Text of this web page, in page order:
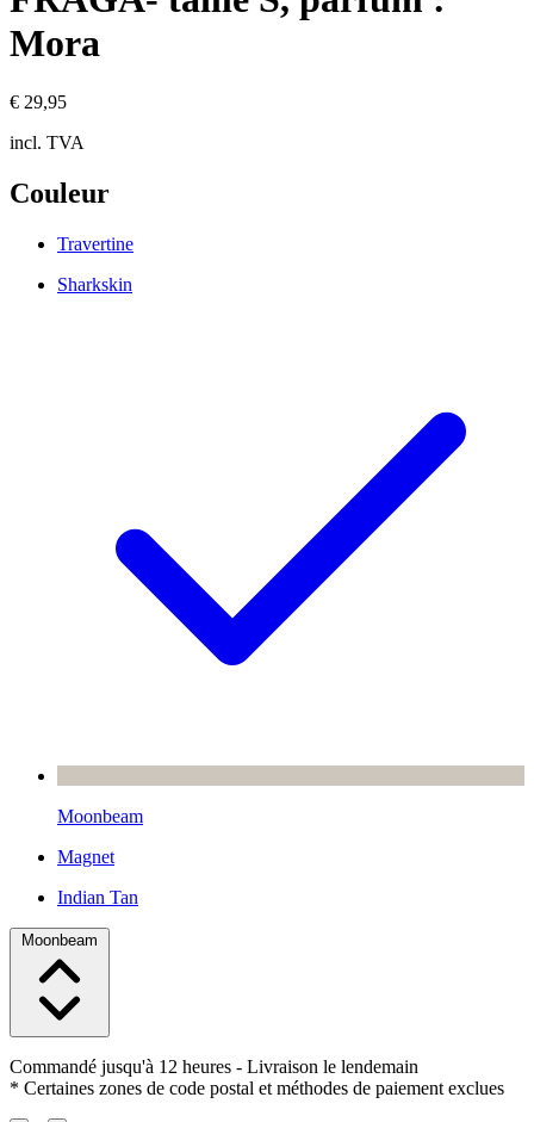
Mora
€ 29,95
incl. TVA
Couleur
Travertine
Sharkskin
Moonbeam
Magnet
Indian Tan
Moonbeam
Commandé jusqu'à 12 heures - Livraison le lendemain
* Certaines zones de code postal et méthodes de paiement exclues